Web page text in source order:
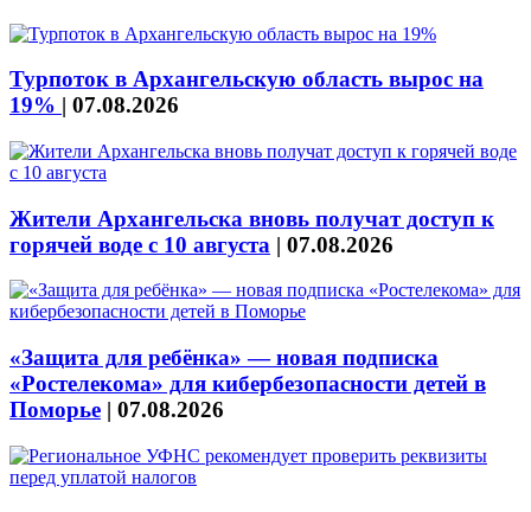
Турпоток в Архангельскую область вырос на
19% | 07.08.2026
Жители Архангельска вновь получат доступ к
горячей воде с 10 августа | 07.08.2026
«Защита для ребёнка» — новая подписка
«Ростелекома» для кибербезопасности детей в
Поморье | 07.08.2026